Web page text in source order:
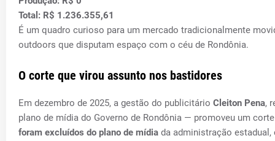
Total: R$ 1.236.355,61
É um quadro curioso para um mercado tradicionalmente
outdoors que disputam espaço com o céu de Rondônia.
O corte que virou assunto nos bastidores
Em dezembro de 2025, a gestão do publicitário Cleiton Pena,
plano de mídia do Governo de Rondônia — promoveu um
foram excluídos do plano de mídia da administração